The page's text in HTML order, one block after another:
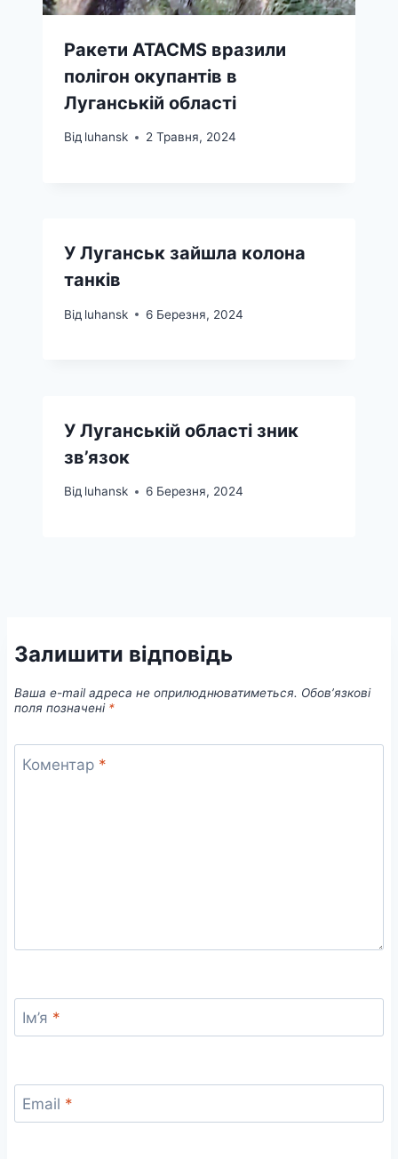
Ракети ATACMS вразили
полігон окупантів в
Луганській області
Від luhansk 2 Травня, 2024
У Луганськ зайшла колона
танків
Від luhansk 6 Березня, 2024
У Луганській області зник
зв’язок
Від luhansk 6 Березня, 2024
Залишити відповідь
Ваша e-mail адреса не оприлюднюватиметься. Обов’язкові
поля позначені *
Коментар *
Ім’я *
Email *